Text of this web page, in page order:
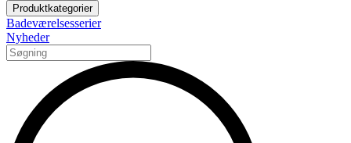
Produktkategorier
Badeværelsesserier
Nyheder